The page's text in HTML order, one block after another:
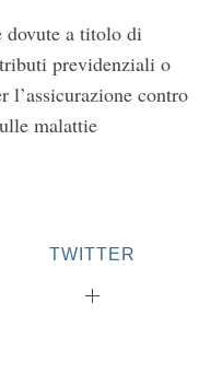
dovute a titolo di
previdenziali o
l’assicurazione contro
malattie
TWITTER